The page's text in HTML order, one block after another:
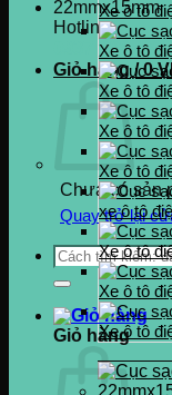
Hotline
0937.222.487
Giỏ hàng /0
Chưa có sản
Quay trở lại
Tìm
kiếm:
Giỏ hàng
Xe ô tô
Xe ô tô
Xe ô tô
Xe ô tô
Xe ô tô
xe ô tô
Xe ô tô
Xe ô tô
Xe ô tô